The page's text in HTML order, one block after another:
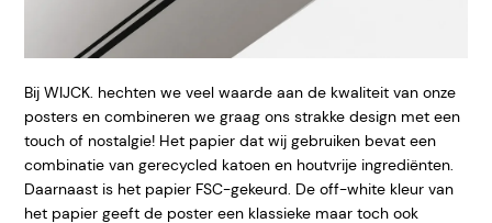
Bij WIJCK. hechten we veel waarde aan de kwaliteit van onze
posters en combineren we graag ons strakke design met een
touch of nostalgie! Het papier dat wij gebruiken bevat een
combinatie van gerecycled katoen en houtvrije ingrediënten.
Daarnaast is het papier FSC-gekeurd. De off-white kleur van
het papier geeft de poster een klassieke maar toch ook